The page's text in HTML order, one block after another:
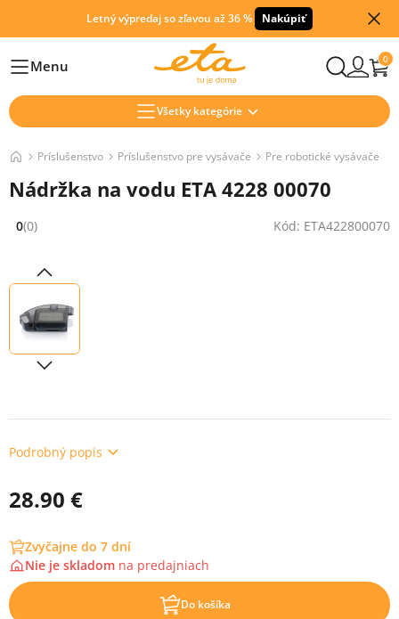
Letný výpredaj so zľavou až 36 % Nakúpiť
HlavníMenu 0
Všetky kategórie
Príslušenstvo Príslušenstvo pre vysávače Pre robotické vysávače
Nádržka na vodu ETA 4228 00070
Hodnocení: 0 z 5 (0 recenzí)
0(0) Kód: ETA422800070
Podrobný popis
28.90 €
Zvyčajne do 7 dní
Nie je skladom na predajniach
Do košíka